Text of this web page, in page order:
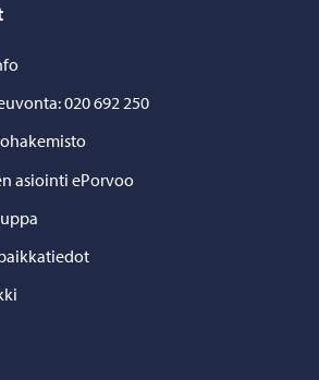
020 692 250
asiointi ePorvoo